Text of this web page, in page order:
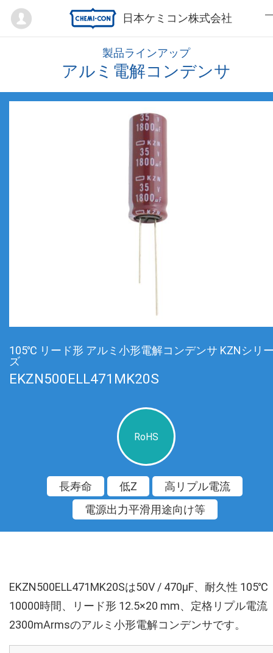
日本ケミコン株式会社
Mypage
製品ラインアップ
アルミ電解コンデンサ
105℃ リード形 アルミ小形電解コンデンサ KZNシリ
ズ
EKZN500ELL471MK20S
RoHS
長寿命 低Z
高リプル電流
電源出力平滑用途向け等
EKZN500ELL471MK20Sは50V / 470µF、耐久性 105℃
10000時間、リード形 12.5×20 mm、定格リプル電流
2300mArmsのアルミ小形電解コンデンサです。